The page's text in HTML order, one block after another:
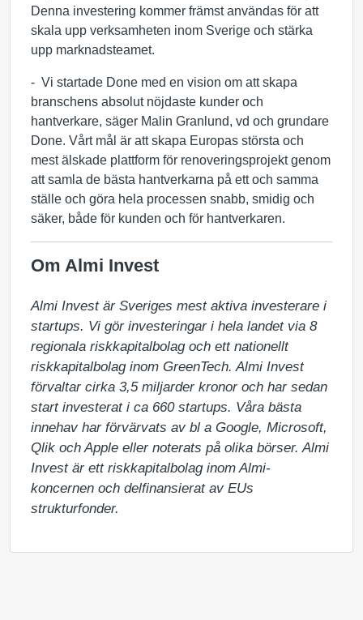
Denna investering kommer främst användas för att
skala upp verksamheten inom Sverige och stärka
upp marknadsteamet.
- Vi startade Done med en vision om att skapa
branschens absolut nöjdaste kunder och
hantverkare, säger Malin Granlund, vd och grundare
Done. Vårt mål är att skapa Europas största och
mest älskade plattform för renoveringsprojekt genom
att samla de bästa hantverkarna på ett och samma
ställe och göra hela processen snabb, smidig och
säker, både för kunden och för hantverkaren.
Om Almi Invest
Almi Invest är Sveriges mest aktiva investerare i
startups. Vi gör investeringar i hela landet via 8
regionala riskkapitalbolag och ett nationellt
riskkapitalbolag inom GreenTech. Almi Invest
förvaltar cirka 3,5 miljarder kronor och har sedan
start investerat i ca 660 startups. Våra bästa
innehav har förvärvats av bl a Google, Microsoft,
Qlik och Apple eller noterats på olika börser. Almi
Invest är ett riskkapitalbolag inom Almi-
koncernen och delfinansierat av EUs
strukturfonder.